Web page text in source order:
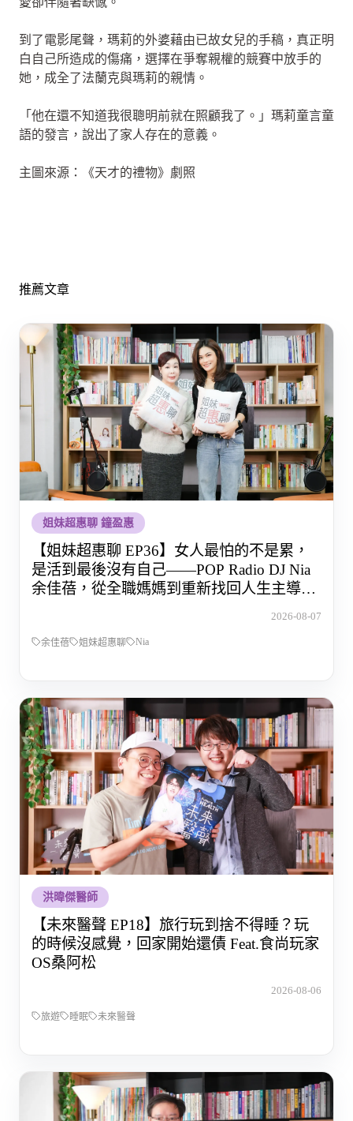
到了電影尾聲，瑪莉的外婆藉由已故女兒的手稿，真正明
白自己所造成的傷痛，選擇在爭奪親權的競賽中放手的
她，成全了法蘭克與瑪莉的親情。
「他在還不知道我很聰明前就在照顧我了。」瑪莉童言童
語的發言，說出了家人存在的意義。
主圖來源：《天才的禮物》劇照
推薦文章
姐妹超惠聊 鐘盈惠
【姐妹超惠聊 EP36】女人最怕的不是累，
是活到最後沒有自己——POP Radio DJ Nia
余佳蓓，從全職媽媽到重新找回人生主導權
2026-08-07
余佳蓓 姐妹超惠聊 Nia
洪暐傑醫師
【未來醫聲 EP18】旅行玩到捨不得睡？玩
的時候沒感覺，回家開始還債 Feat.食尚玩家
OS桑阿松
2026-08-06
旅遊 睡眠 未來醫聲